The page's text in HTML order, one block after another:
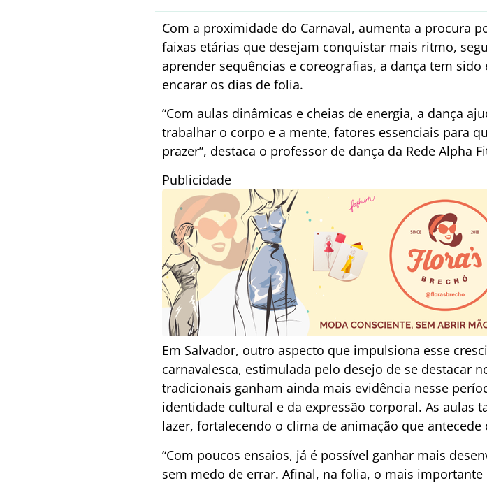
Com a proximidade do Carnaval, aumenta a procura
faixas etárias que desejam conquistar mais ritmo,
aprender sequências e coreografias, a dança tem
encarar os dias de folia.
“Com aulas dinâmicas e cheias de energia, a dança
trabalhar o corpo e a mente, fatores essenciais para
prazer”, destaca o professor de dança da Rede Alpha
Publicidade
Em Salvador, outro aspecto que impulsiona esse
carnavalesca, estimulada pelo desejo de se destacar
tradicionais ganham ainda mais evidência nesse
identidade cultural e da expressão corporal. As aulas
lazer, fortalecendo o clima de animação que antecede
“Com poucos ensaios, já é possível ganhar mais
sem medo de errar. Afinal, na folia, o mais